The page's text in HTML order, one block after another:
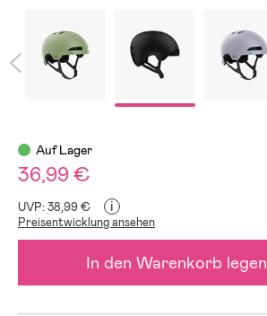
Auf Lager
36,99 €
UVP: 38,99 € i
Preisentwicklung ansehen
In den Warenkorb legen